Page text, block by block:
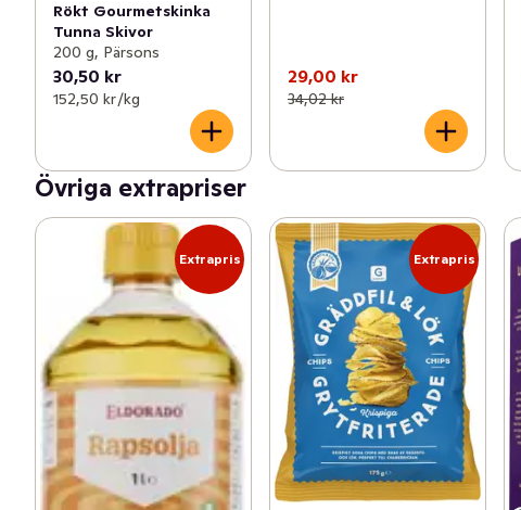
Rökt Gourmetskinka
Tunna Skivor
200 g, Pärsons
30,50 kr
152,50 kr /kg
29,00 kr
34,02 kr
Övriga extrapriser
Extrapris Extrapris